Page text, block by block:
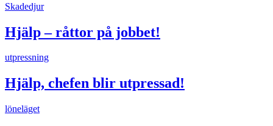
Skadedjur
Hjälp – råttor på jobbet!
utpressning
Hjälp, chefen blir utpressad!
löneläget